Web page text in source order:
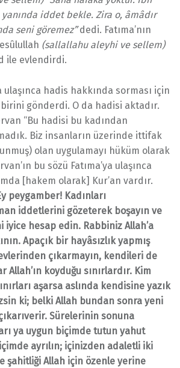
yanında iddet bekle. Zira o, âmâdır
seni göremez”dedi. Fatıma’nın
(sallallahu aleyhi ve sellem)
ile evlendirdi.
ulaşınca hadis hakkında sorması için
birini gönderdi. O da hadisi aktadır.
“Bu hadisi bu kadından
Biz insanların üzerinde ittifak
olan uygulamayı hüküm olarak
bu sözü Fatıma’ya ulaşınca
[hakem olarak] Kur’an vardır.
peygamber! Kadınları
iddetlerini gözeterek boşayın ve
iyice hesap edin. Rabbiniz Allah’a
Apaçık bir hayâsızlık yapmış
çıkarmayın, kendileri de
Allah’ın koyduğu sınırlardır. Kim
aşarsa aslında kendisine yazık
ki; belki Allah bundan sonra yeni
Sürelerinin sonuna
ya uygun biçimde tutun yahut
ayrılın; içinizden adaletli iki
şahitliği Allah için özenle yerine